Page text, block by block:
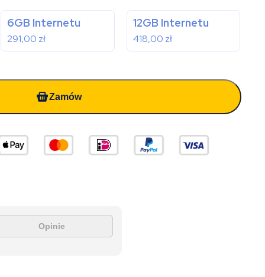
6GB Internetu
291,00 zł
12GB Internetu
418,00 zł
Zamów
Opinie